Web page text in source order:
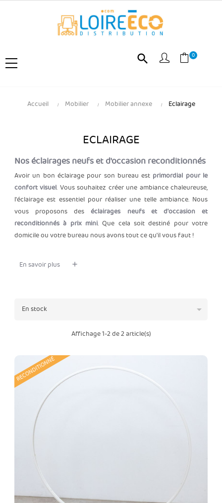
search 0
Accueil Mobilier Mobilier annexe Eclairage
ECLAIRAGE
Nos éclairages neufs et d'occasion reconditionnés
Avoir un bon éclairage pour son bureau est primordial pour le
confort visuel. Vous souhaitez créer une ambiance chaleureuse,
l'éclairage est essentiel pour réaliser une telle ambiance. Nous
vous proposons deséclairages neufs et d'occasion et
reconditionnés à prix mini. Que cela soit destiné pour votre
domicile ou votre bureau nous avons tout ce qu'il vous faut !
En savoir plus
En stock 
Affichage 1-2 de 2 article(s)
RECONDITIONNÉ